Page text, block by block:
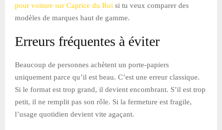
pour voiture sur Caprice du Roi si tu veux comparer des
modèles de marques haut de gamme.
Erreurs fréquentes à éviter
Beaucoup de personnes achètent un porte-papiers
uniquement parce qu’il est beau. C’est une erreur classique.
Si le format est trop grand, il devient encombrant. S’il est trop
petit, il ne remplit pas son rôle. Si la fermeture est fragile,
l’usage quotidien devient vite agaçant.